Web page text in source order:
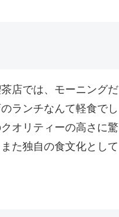
店では、モーニングだ
ランチなんて軽食でし
オリティーの高さに驚
た独自の食文化として